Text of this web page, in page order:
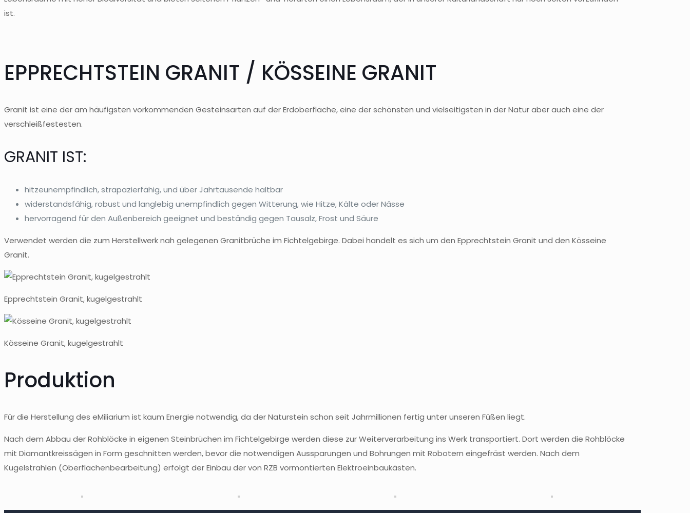
ist.
EPPRECHTSTEIN GRANIT / KÖSSEINE GRANIT
Granit ist eine der am häufigsten vorkommenden Gesteinsarten auf der Erdoberfläche, eine der schönsten und vielseitigsten in der Natur aber auch eine der
verschleißfestesten.
GRANIT IST:
hitzeunempfindlich, strapazierfähig, und über Jahrtausende haltbar
widerstandsfähig, robust und langlebig unempfindlich gegen Witterung, wie Hitze, Kälte oder Nässe
hervorragend für den Außenbereich geeignet und beständig gegen Tausalz, Frost und Säure
Verwendet werden die zum Herstellwerk nah gelegenen Granitbrüche im Fichtelgebirge. Dabei handelt es sich um den Epprechtstein Granit und den Kösseine
Granit.
Epprechtstein Granit, kugelgestrahlt
Kösseine Granit, kugelgestrahlt
Produktion
Für die Herstellung des eMiliarium ist kaum Energie notwendig, da der Naturstein schon seit Jahrmillionen fertig unter unseren Füßen liegt.
Nach dem Abbau der Rohblöcke in eigenen Steinbrüchen im Fichtelgebirge werden diese zur Weiterverarbeitung ins Werk transportiert. Dort werden die Rohblöcke
mit Diamantkreissägen in Form geschnitten werden, bevor die notwendigen Aussparungen und Bohrungen mit Robotern eingefräst werden. Nach dem
Kugelstrahlen (Oberflächenbearbeitung) erfolgt der Einbau der von RZB vormontierten Elektroeinbaukästen.